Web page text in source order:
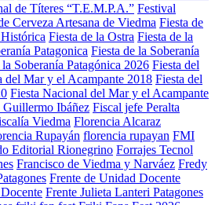
de Títeres “T.E.M.P.A.” Festival
Cerveza Artesana de Viedma Fiesta de
Fiesta de la Ostra Fiesta de la
Patagonica Fiesta de la Soberanía
la Soberanía Patagónica 2026 Fiesta del
del Mar y el Acampante 2018 Fiesta del
Fiesta Nacional del Mar y el Acampante
Guillermo Ibáñez Fiscal jefe Peralta
Viedma Florencia Alcaraz
Rupayán florencia rupayan FMI
Editorial Rionegrino Forrajes Tecnol
Francisco de Viedma y Narváez Fredy
Frente de Unidad Docente
Frente Julieta Lanteri Patagones